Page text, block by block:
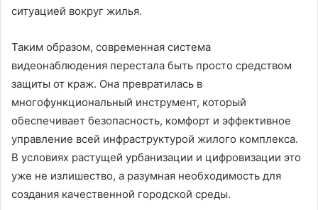
ситуацией вокруг жилья.
Таким образом, современная система
видеонаблюдения перестала быть просто средством
защиты от краж. Она превратилась в
многофункциональный инструмент, который
обеспечивает безопасность, комфорт и эффективное
управление всей инфраструктурой жилого комплекса.
В условиях растущей урбанизации и цифровизации это
уже не излишество, а разумная необходимость для
создания качественной городской среды.